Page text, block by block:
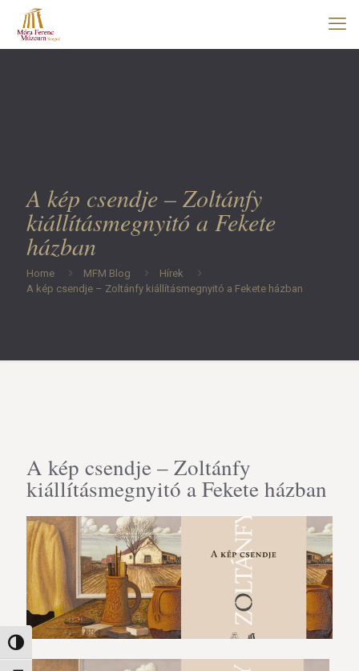
Nagy kontraszt váltása
A kép csendje – Zoltánfy
kiállításmegnyitó a Fekete
házban
Home MFM Blog
Hírek
A kép csendje – Zoltánfy kiállításmegnyitó a Fekete házban
A kép csendje – Zoltánfy
kiállításmegnyitó a Fekete házban